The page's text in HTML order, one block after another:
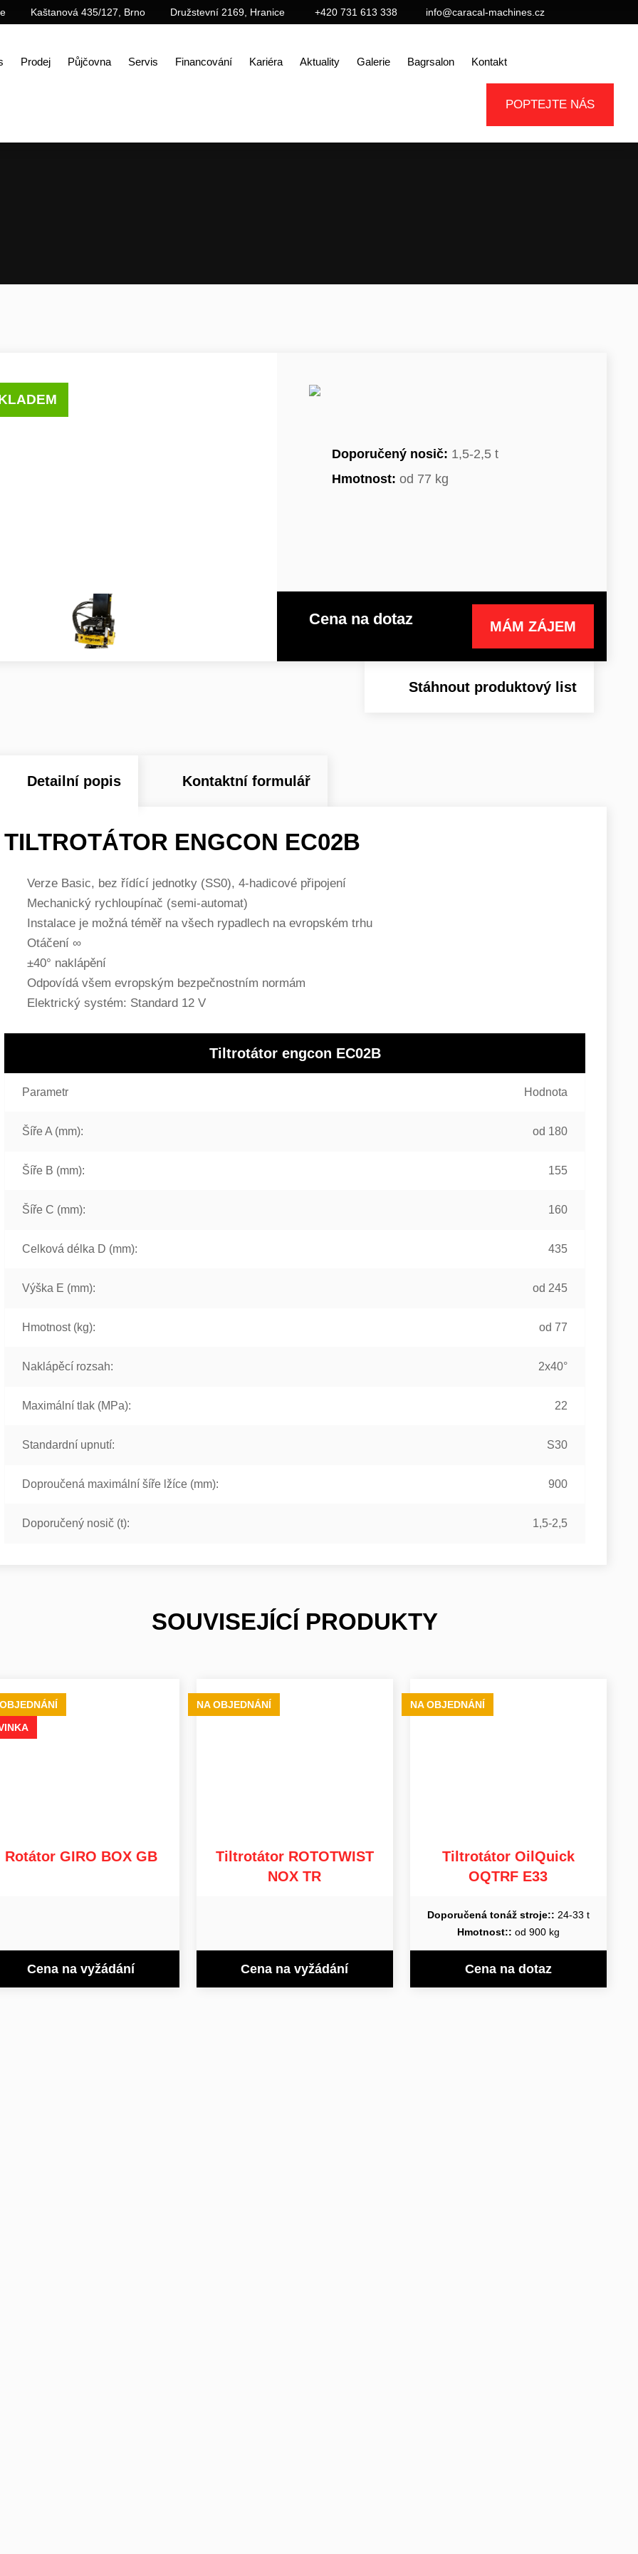
+420 731 613 338 info@caracal-machines.cz
Kaštanová 435/127, Brno Družstevní 2169, Hranice
Prodej Půjčovna Servis Financování Kariéra Aktuality Galerie Bagrsalon Kontakt
POPTEJTE NÁS
Doporučený nosič: 1,5-2,5 t
Hmotnost: od 77 kg
Cena na dotaz MÁM ZÁJEM
Stáhnout produktový list
Detailní popis Kontaktní formulář
TILTROTÁTOR ENGCON EC02B
Verze Basic, bez řídící jednotky (SS0), 4-hadicové připojení
Mechanický rychloupínač (semi-automat)
Instalace je možná téměř na všech rypadlech na evropském trhu
Otáčení ∞
±40° naklápění
Odpovídá všem evropským bezpečnostním normám
Elektrický systém: Standard 12 V
Tiltrotátor engcon EC02B
Parametr Hodnota
Šíře A (mm): od 180
Šíře B (mm): 155
Šíře C (mm): 160
Celková délka D (mm): 435
Výška E (mm): od 245
Hmotnost (kg): od 77
Naklápěcí rozsah: 2x40°
Maximální tlak (MPa): 22
Standardní upnutí: S30
Doproučená maximální šíře lžíce (mm): 900
Doporučený nosič (t): 1,5-2,5
SOUVISEJÍCÍ PRODUKTY
Rotátor GIRO BOX GB
Cena na vyžádání
NA OBJEDNÁNÍ
Tiltrotátor ROTOTWIST
NOX TR
Cena na vyžádání
NA OBJEDNÁNÍ
Tiltrotátor OilQuick
OQTRF E33
Doporučená tonáž stroje:: 24-33 t
Hmotnost:: od 900 kg
Cena na dotaz